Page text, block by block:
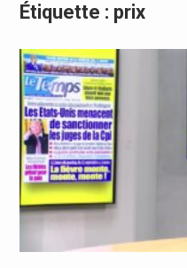
Étiquette : prix